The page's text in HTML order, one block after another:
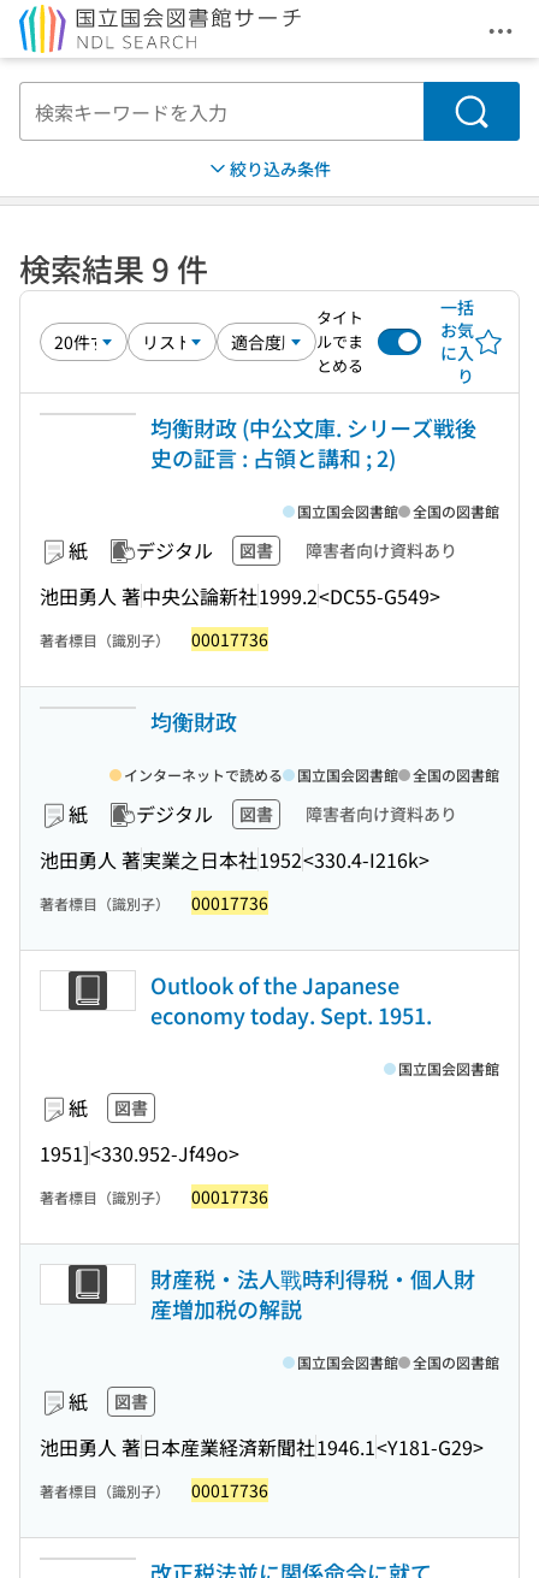
メ
検索
絞り込み条件
検索結果 9 件
タイト
ルでま
とめる
一括
お気
に入
り
均衡財政 (中公文庫. シリーズ戦後
史の証言 : 占領と講和 ; 2)
紙 デジタル 図書 障害者向け資料あり
池田勇人 著中央公論新社1999.2<DC55-G549>
国立国会図書館 全国の図書館
著者標目（識別子） 00017736
均衡財政
紙 デジタル 図書 障害者向け資料あり
池田勇人 著実業之日本社1952<330.4-I216k>
インターネットで読める 国立国会図書館 全国の図書館
著者標目（識別子） 00017736
Outlook of the Japanese
economy today. Sept. 1951.
紙 図書
1951]<330.952-Jf49o>
国立国会図書館
著者標目（識別子） 00017736
財産税・法人戰時利得税・個人財
産増加税の解説
紙 図書
池田勇人 著日本産業経済新聞社1946.1<Y181-G29>
国立国会図書館 全国の図書館
著者標目（識別子） 00017736